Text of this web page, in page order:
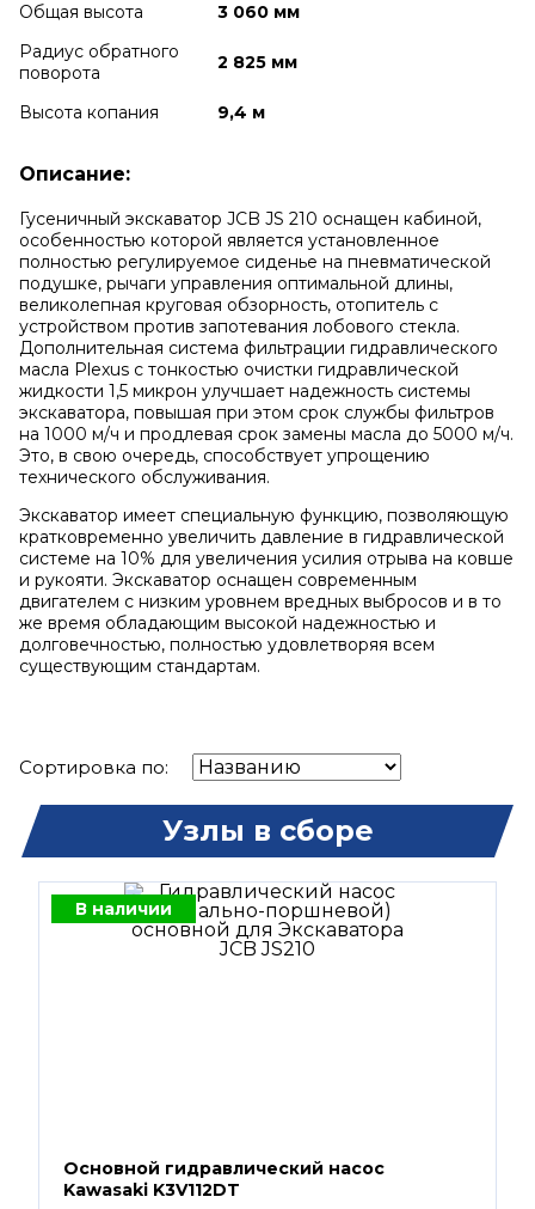
Общая высота
3 060 мм
Радиус обратного
поворота
2 825 мм
Высота копания 9,4 м
Описание:
Гусеничный экскаватор JCB JS 210 оснащен кабиной,
особенностью которой является установленное
полностью регулируемое сиденье на пневматической
подушке, рычаги управления оптимальной длины,
великолепная круговая обзорность, отопитель с
устройством против запотевания лобового стекла.
Дополнительная система фильтрации гидравлического
масла Plexus с тонкостью очистки гидравлической
жидкости 1,5 микрон улучшает надежность системы
экскаватора, повышая при этом срок службы фильтров
на 1000 м/ч и продлевая срок замены масла до 5000 м/ч.
Это, в свою очередь, способствует упрощению
технического обслуживания.
Экскаватор имеет специальную функцию, позволяющую
кратковременно увеличить давление в гидравлической
системе на 10% для увеличения усилия отрыва на ковше
и рукояти. Экскаватор оснащен современным
двигателем с низким уровнем вредных выбросов и в то
же время обладающим высокой надежностью и
долговечностью, полностью удовлетворяя всем
существующим стандартам.
Сортировка по:
Узлы в сборе
В наличии
Основной гидравлический насос
Kawasaki K3V112DT